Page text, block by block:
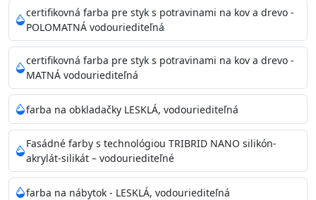
na škvrny použite Blanco eco
riediteľné vodou.
Skladovanie
48 mesiacov v orig. uzavretých obaloch medzi 5°C až
25°C
certifikovná farba pre styk s potravinami na kov a drevo -
POLOMATNÁ vodouriediteľná
certifikovná farba pre styk s potravinami na kov a drevo -
MATNÁ vodouriediteľná
farba na obkladačky LESKLÁ, vodouriediteľná
Fasádné farby s technológiou TRIBRID NANO silikón-
akrylát-silikát – vodouriediteľné
farba na nábytok - LESKLÁ, vodouriediteľná